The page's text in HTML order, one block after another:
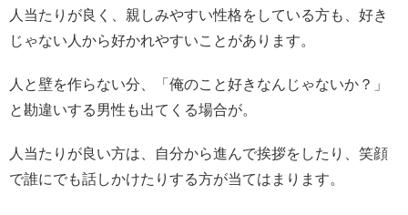
人当たりが良く、親しみやすい性格をしている方も、好き
じゃない人から好かれやすいことがあります。
人と壁を作らない分、「俺のこと好きなんじゃないか？」
と勘違いする男性も出てくる場合が。
人当たりが良い方は、自分から進んで挨拶をしたり、笑顔
で誰にでも話しかけたりする方が当てはまります。